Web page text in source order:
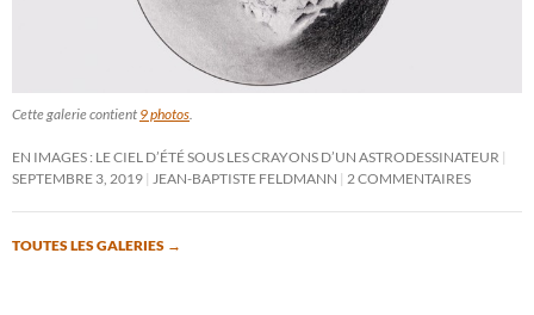
Cette galerie contient 9 photos
EN IMAGES : LE CIEL D’ÉTÉ SOUS LES CRAYONS D’UN ASTRODESSINATEUR
SEPTEMBRE 3, 2019
JEAN-BAPTISTE FELDMANN 2 COMMENTAIRES
TOUTES LES GALERIES →